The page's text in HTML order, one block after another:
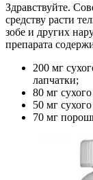
Здравствуйте.
средству расти
зобе и других
препарата
200 мг
лапчатки;
80 мг
50 мг
70 мг